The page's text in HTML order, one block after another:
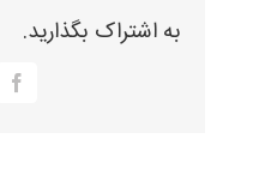
به اشتراک بگذارید.